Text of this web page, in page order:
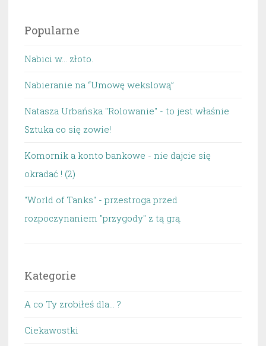
Popularne
Nabici w... złoto.
Nabieranie na “Umowę wekslową”
Natasza Urbańska "Rolowanie" - to jest właśnie
Sztuka co się zowie!
Komornik a konto bankowe - nie dajcie się
okradać ! (2)
"World of Tanks" - przestroga przed
rozpoczynaniem "przygody" z tą grą.
Kategorie
A co Ty zrobiłeś dla… ?
Ciekawostki